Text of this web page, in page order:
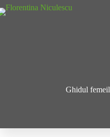
Sari
la
Ghidul